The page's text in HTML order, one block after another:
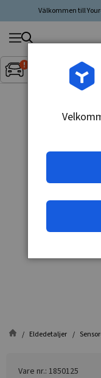
Välkommen till
Inget
Søg
produkt,
producent,
Eldedetaljer
Vare nr.: 1850125